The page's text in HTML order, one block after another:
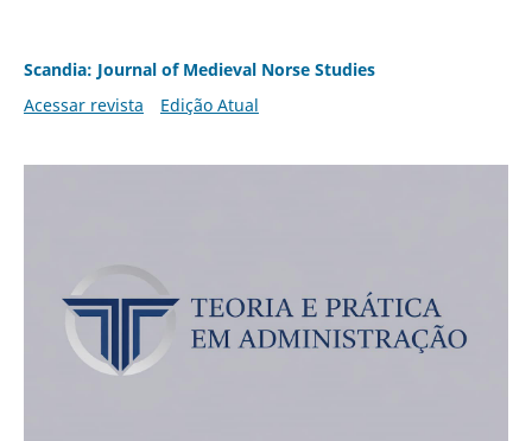
Scandia: Journal of Medieval Norse Studies
Acessar revista
Edição Atual